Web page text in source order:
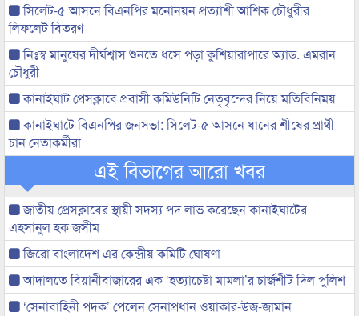
সিলেট-৫ আসনে বিএনপির মনোনয়ন প্রত্যাশী আশিক চৌধুরীর
লিফলেট বিতরণ
নিঃস্ব মানুষের দীর্ঘশ্বাস শুনতে ধসে পড়া কুশিয়ারাপারে অ্যাড. এমরান
চৌধুরী
কানাইঘাট প্রেসক্লাবে প্রবাসী কমিউনিটি নেতৃবৃন্দের নিয়ে মতিবিনিময়
কানাইঘাটে বিএনপির জনসভা: সিলেট-৫ আসনে ধানের শীষের প্রার্থী
চান নেতাকর্মীরা
এই বিভাগের আরো খবর
জাতীয় প্রেসক্লাবের স্থায়ী সদস্য পদ লাভ করেছেন কানাইঘাটের
এহসানুল হক জসীম
জিরো বাংলাদেশ এর কেন্দ্রীয় কমিটি ঘোষণা
আদালতে বিয়ানীবাজারের এক ‘হত্যাচেষ্টা মামলা’র চার্জশীট দিল পুলিশ
‘সেনাবাহিনী পদক’ পেলেন সেনাপ্রধান ওয়াকার-উজ-জামান